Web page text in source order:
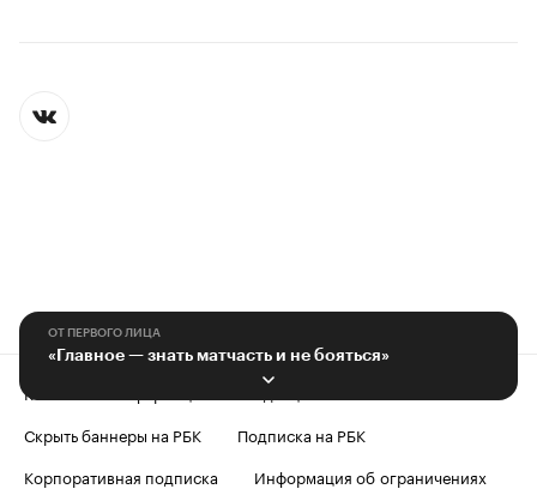
ОТ ПЕРВОГО ЛИЦА
«Главное — знать матчасть и не бояться»
Контактная информация
Редакция
Скрыть баннеры на РБК
Подписка на РБК
Корпоративная подписка
Информация об ограничениях